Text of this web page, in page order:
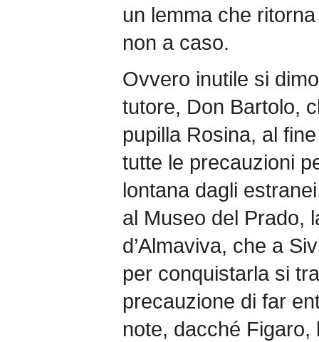
un lemma che
non a caso.
Ovvero inutile si
tutore, Don Bartolo,
pupilla Rosina, al
tutte le precauzioni
lontana dagli
al Museo del Prado,
d’Almaviva, che a
per conquistarla si
precauzione di far
note, dacché